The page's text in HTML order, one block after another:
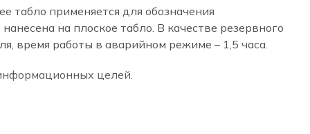
24 часа
табло применяется для обозначения
на плоское табло. В качестве резервного
время работы в аварийном режиме – 1,5 часа.
целей.